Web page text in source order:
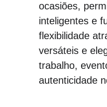
ocasiões,
inteligentes e
flexibilidade
versáteis e
trabalho,
autenticidade